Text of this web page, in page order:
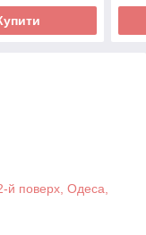
поверх, Одеса,